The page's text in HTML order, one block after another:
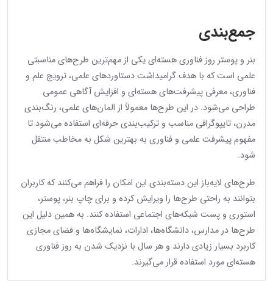
جمع‌بندی
بنر و پوستر روز فناوری هسته‌ای یکی از مهم‌ترین طرح‌های مناسبتی
علمی است که با هدف گرامیداشت دستاوردهای علمی، ترویج علم و
فناوری، معرفی پیشرفت‌های هسته‌ای و افزایش آگاهی عمومی
طراحی می‌شود. در این طرح‌ها معمولاً از المان‌های علمی، رنگ‌بندی
مدرن، تایپوگرافی مناسب و ترکیب‌بندی حرفه‌ای استفاده می‌شود تا
مفهوم پیشرفت علمی و فناوری به بهترین شکل به مخاطب منتقل
شود.
طرح‌های لایه‌باز این دسته‌بندی این امکان را فراهم می‌کنند که کاربران
بتوانند به راحتی طرح‌ها را ویرایش کرده و برای چاپ بنر، پوستر،
استوری و پست شبکه‌های اجتماعی استفاده کنند. به همین دلیل این
طرح‌ها در مدارس، دانشگاه‌ها، ادارات، نمایشگاه‌ها و فضای مجازی
کاربرد بسیار زیادی دارند و هر سال با نزدیک شدن به روز فناوری
هسته‌ای مورد استفاده قرار می‌گیرند.